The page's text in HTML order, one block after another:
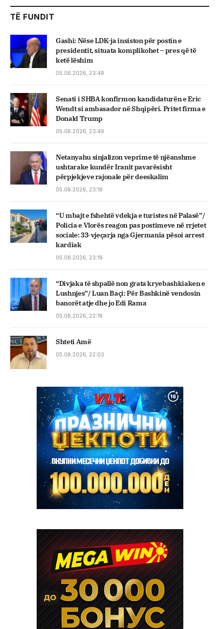
TË FUNDIT
Gashi: Nëse LDK-ja insiston për postin e
presidentit, situata komplikohet – pres që të
ketë lëshim
05.08.2026, 23:49
Senati i SHBA konfirmon kandidaturën e Eric
Wendt si ambasador në Shqipëri. Pritet firma e
Donald Trump
05.08.2026, 23:49
Netanyahu sinjalizon veprime të njëanshme
ushtarake kundër Iranit pavarësisht
përpjekjeve rajonale për deeskalim
05.08.2026, 23:19
“U mbajt e fshehtë vdekja e turistes në Palasë”/
Policia e Vlorës reagon pas postimeve në rrjetet
sociale: 33-vjeçarja nga Gjermania pësoi arrest
kardiak
05.08.2026, 23:19
“Divjaka të shpallë non grata kryebashkiaken e
Lushnjes”/ Luan Baçi: Për Bashkinë vendosin
banorët atje dhe jo Edi Rama
05.08.2026, 22:19
Shteti Amë
05.08.2026, 22:03